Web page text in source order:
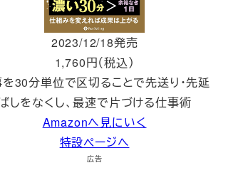
2023/12/18発売
1,760円（税込）
30分単位で区切ることで先送り・先延
しをなくし、最速で片づける仕事術
Amazonへ見にいく
特設ページへ
広告